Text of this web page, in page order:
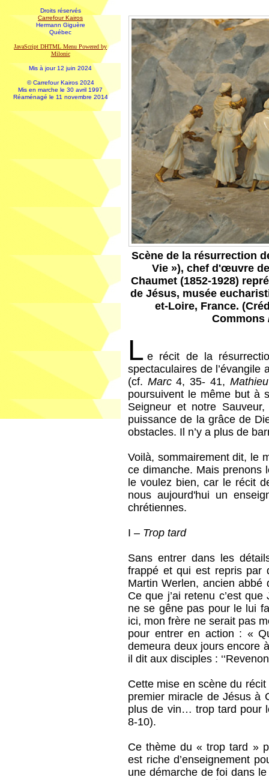
Droits réservés
Carrefour Kairos
Hermann Giguère
Québec
JavaScript DHTML Menu Powered by
Milonic
Mis à jour 12 juin 2024
© Carrefour Kairos 2024
Mis en marche le 30 avril 1997
Réaménagé le 11 novembre 2014
Scène de la résurrection
Vie »), chef d'œuvre
Chaumet (1852-1928)
de Jésus, musée
et-Loire, France.
Commons
L e récit de la
spectaculaires de l’évangile
(cf. Marc4, 35- 41, Mathieu
poursuivent le même but à
Seigneur et notre
puissance de la grâce de
obstacles. Il n’y a plus de
Voilà, sommairement dit, le
ce dimanche. Mais prenons
le voulez bien, car le récit
nous aujourd'hui un
chrétiennes.
I – Trop tard
Sans entrer dans les
frappé et qui est repris par
Martin Werlen, ancien abbé
Ce que j’ai retenu c’est
ne se gêne pas pour le lui
ici, mon frère ne serait pas
pour entrer en action : «
demeura deux jours encore
il dit aux disciples :
Cette mise en scène du
premier miracle de Jésus à
plus de vin… trop tard pour
8-10).
Ce thème du « trop tard »
est riche d’enseignement
une démarche de foi dans